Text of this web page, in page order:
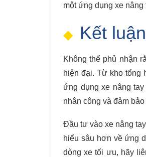
một ứng dụng xe
Kết luận
Không thể phủ nhận
hiện đại. Từ kho tổng
ứng dụng xe nâng
nhân công và đảm
Đầu tư vào xe nâng
hiểu sâu hơn về ứng
dòng xe tối ưu, hãy